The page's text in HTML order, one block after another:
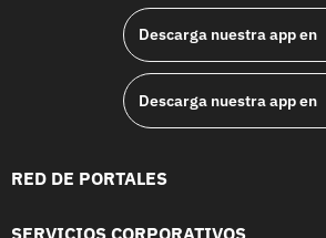
Descarga nuestra app en
Descarga nuestra app en
RED DE PORTALES